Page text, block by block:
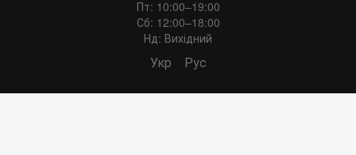
Пт: 10:00–19:00
Сб: 12:00–18:00
Нд: Вихідний
Укр Рус